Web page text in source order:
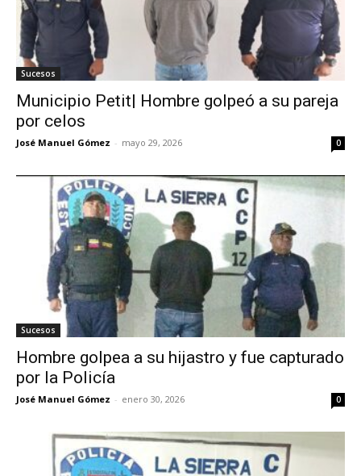
Sucesos
Municipio Petit| Hombre golpeó a su pareja
por celos
José Manuel Gómez - mayo 29, 2026 0
Sucesos
Hombre golpea a su hijastro y fue capturado
por la Policía
José Manuel Gómez - enero 30, 2026 0